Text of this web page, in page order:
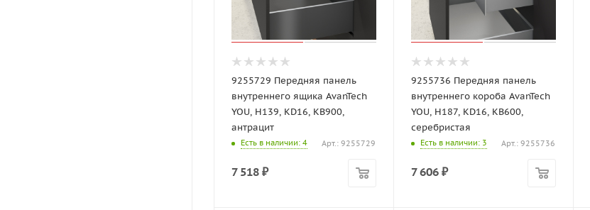
9255729 Передняя панель
внутреннего ящика AvanTech
YOU, H139, KD16, KB900,
антрацит
Есть в наличии: 4 Арт.: 9255729
7 518 ₽
9255736 Передняя панель
внутреннего короба AvanTech
YOU, H187, KD16, KB600,
серебристая
Есть в наличии: 3 Арт.: 9255736
7 606 ₽